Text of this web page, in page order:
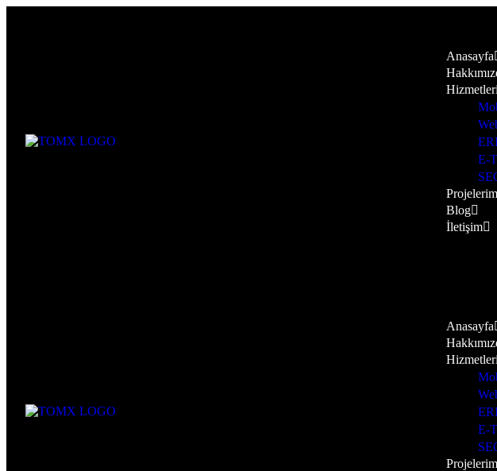
Anasayfa
E-
Blog
İletişim
Anasayfa
E-